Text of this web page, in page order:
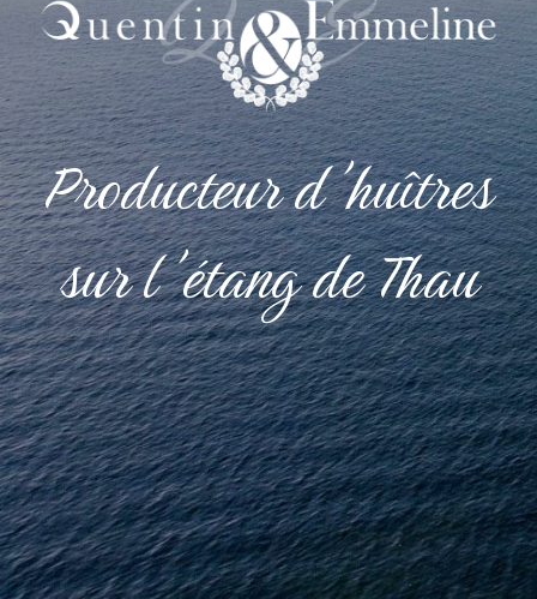
Producteur d'huîtres
sur l'étang de Thau